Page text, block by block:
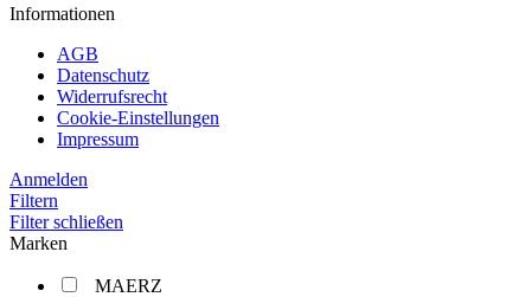
Informationen
AGB
Datenschutz
Widerrufsrecht
Cookie-Einstellungen
Impressum
Anmelden
Filtern
Filter schließen
Marken
MAERZ